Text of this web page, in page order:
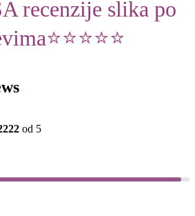
recenzije slika po
od 5